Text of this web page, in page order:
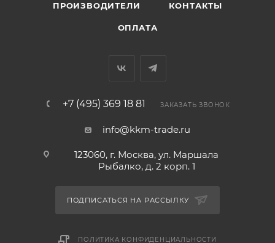
ПРОИЗВОДИТЕЛИ КОНТАКТЫ
ОПЛАТА
+7 (495) 369 18 81 ЗАКАЗАТЬ ЗВОНОК
info@kkm-trade.ru
123060, г. Москва, ул. Маршала
Рыбалко, д. 2 корп. 1
ПОДПИСАТЬСЯ НА РАССЫЛКУ
ПОЛИТИКА КОНФИДЕНЦИАЛЬНОСТИ